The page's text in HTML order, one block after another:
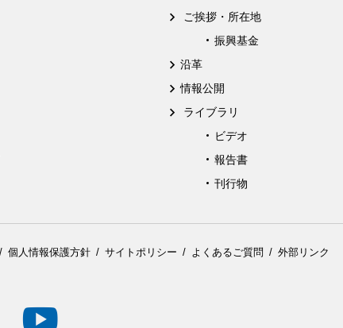
ご挨拶・所在地
振興基金
沿革
情報公開
ライブラリ
ビデオ
報告書
刊行物
個人情報保護方針 サイトポリシー よくあるご質問 外部リンク